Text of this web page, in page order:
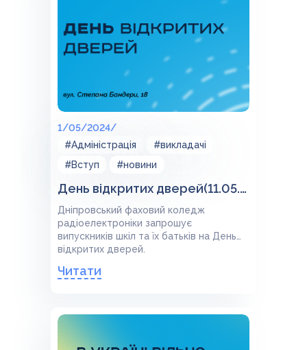
1/05/2024/
#Адміністрація
#викладачі
#Вступ
#новини
День відкритих дверей(11.05.24)
Дніпровський фаховий коледж
радіоелектроніки запрошує
випускників шкіл та їх батьків на День
відкритих дверей.
Читати